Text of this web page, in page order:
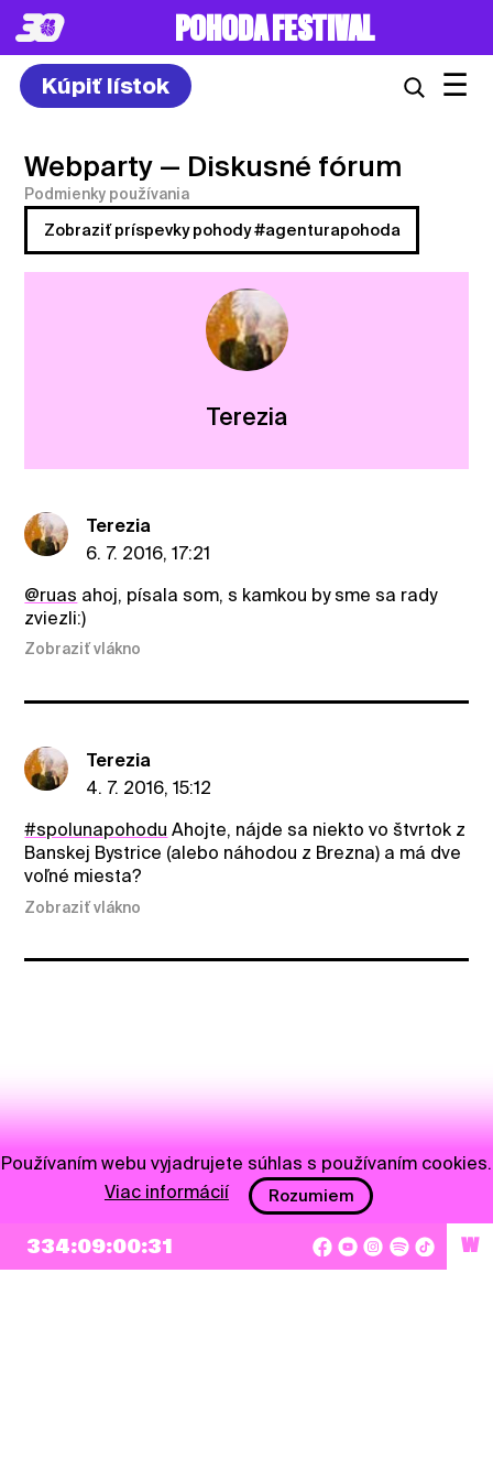
POHODA FESTIVAL
Kúpiť lístok ☰
Webparty — Diskusné fórum
Podmienky používania
Zobraziť príspevky pohody #agenturapohoda
Terezia
Terezia
6. 7. 2016, 17:21
@ruas ahoj, písala som, s kamkou by sme sa rady
zviezli:)
Zobraziť vlákno
Terezia
4. 7. 2016, 15:12
#spolunapohodu Ahojte, nájde sa niekto vo štvrtok z
Banskej Bystrice (alebo náhodou z Brezna) a má dve
voľné miesta?
Zobraziť vlákno
334:09:00:31 W
Používaním webu vyjadrujete súhlas s používaním cookies.
Viac informácií
Rozumiem